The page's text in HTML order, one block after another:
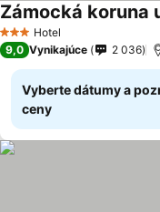
3 Počet hviezdičiek
Hotel
Zámocká koruna
9,0 Vynikajúce 2 036
Vyberte dátumy a
ceny